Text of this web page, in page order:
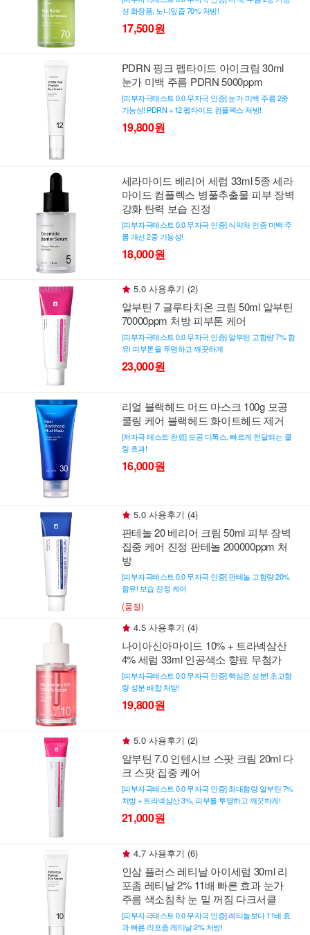
성 화장품, 노니잎즙 70% 처방!
17,500원
PDRN 핑크 펩타이드 아이크림 30ml
눈가 미백 주름 PDRN 5000ppm
[피부자극테스트 0.0 무자극 인증] 눈가 미백 주름 2중
기능성! PDRN + 12 펩타이드 컴플렉스 처방!
19,800원
세라마이드 베리어 세럼 33ml 5종 세라
마이드 컴플렉스 병풀추출물 피부 장벽
강화 탄력 보습 진정
[피부자극테스트 0.0 무자극 인증] 식약처 인증 미백 주
름 개선 2중 기능성!
18,000원
5.0 사용후기 (2)
알부틴 7 글루타치온 크림 50ml 알부틴
70000ppm 처방 피부톤 케어
[피부자극테스트 0.0 무자극 인증] 알부틴 고함량 7% 함
유! 피부톤을 투명하고 깨끗하게
23,000원
리얼 블랙헤드 머드 마스크 100g 모공
쿨링 케어 블랙헤드 화이트헤드 제거
[저자극 테스트 완료] 모공 디톡스, 빠르게 전달되는 쿨
링 효과!
16,000원
5.0 사용후기 (4)
판테놀 20 베리어 크림 50ml 피부 장벽
집중 케어 진정 판테놀 200000ppm 처
방
[피부자극테스트 0.0 무자극 인증] 판테놀 고함량 20%
함유! 보습 진정 케어
(품절)
4.5 사용후기 (4)
나이아신아마이드 10% + 트라넥삼산
4% 세럼 33ml 인공색소 향료 무첨가
[피부자극테스트 0.0 무자극 인증] 핵심은 성분! 초고함
량 성분 배합 처방!
19,800원
5.0 사용후기 (2)
알부틴 7.0 인텐시브 스팟 크림 20ml 다
크 스팟 집중 케어
[피부자극테스트 0.0 무자극 인증] 최대함량 알부틴 7%
처방 + 트라넥삼산 3%, 피부를 투명하고 깨끗하게!
21,000원
4.7 사용후기 (6)
인삼 플러스 레티날 아이세럼 30ml 리
포좀 레티날 2% 11배 빠른 효과 눈가
주름 색소침착 눈 밑 꺼짐 다크서클
[피부자극테스트 0.0 무자극 인증] 레티놀보다 11배 효
과 빠른 리포좀 레티날 2% 처방!